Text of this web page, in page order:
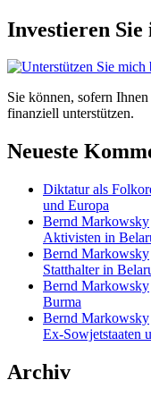
Investieren Sie
Sie können, sofern
finanziell unterstützen.
Neueste
Diktatur als
und Europa
Bernd Markowsky
Aktivisten in
Bernd Markowsky
Statthalter in
Bernd Markowsky
Burma
Bernd Markowsky
Ex-Sowjetstaaten
Archiv